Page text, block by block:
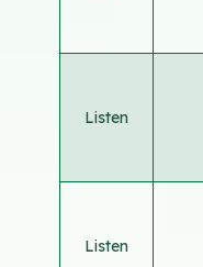
Listen
Listen